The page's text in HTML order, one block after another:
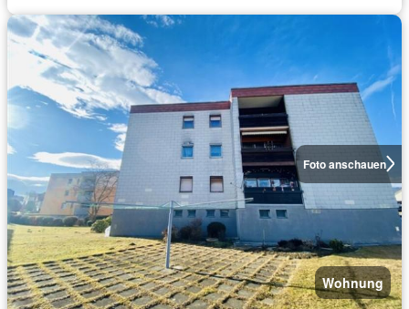
Foto anschauen
Wohnung